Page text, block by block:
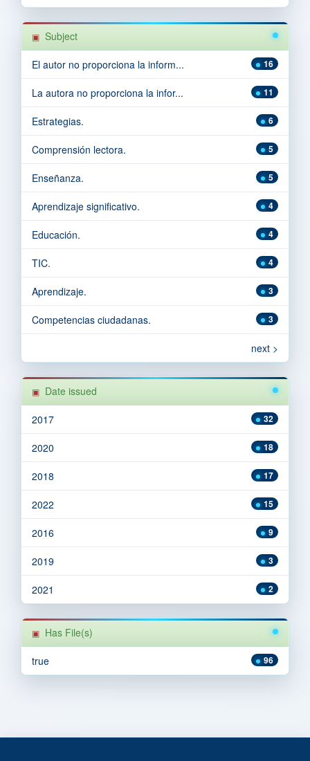
Subject
16
El autor no proporciona la inform...
11
La autora no proporciona la infor...
6
Estrategias.
5
Comprensión lectora.
5
Enseñanza.
4
Aprendizaje significativo.
4
Educación.
4
TIC.
3
Aprendizaje.
3
Competencias ciudadanas.
next >
Date issued
32
2017
18
2020
17
2018
15
2022
9
2016
3
2019
2
2021
Has File(s)
96
true